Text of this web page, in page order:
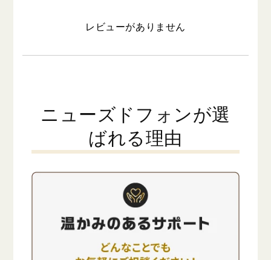
レビューがありません
ニューズドフォンが選
ばれる理由